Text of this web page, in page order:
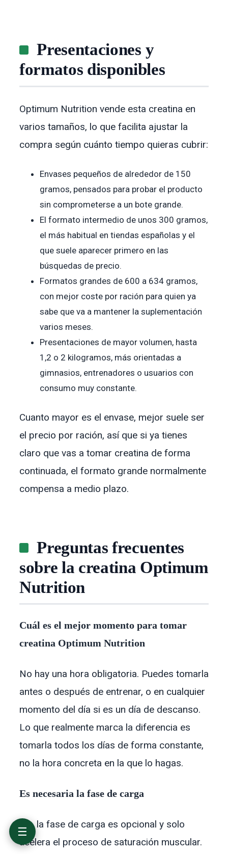
Presentaciones y
formatos disponibles
Optimum Nutrition vende esta creatina en
varios tamaños, lo que facilita ajustar la
compra según cuánto tiempo quieras cubrir:
Envases pequeños de alrededor de 150
gramos, pensados para probar el producto
sin comprometerse a un bote grande.
El formato intermedio de unos 300 gramos,
el más habitual en tiendas españolas y el
que suele aparecer primero en las
búsquedas de precio.
Formatos grandes de 600 a 634 gramos,
con mejor coste por ración para quien ya
sabe que va a mantener la suplementación
varios meses.
Presentaciones de mayor volumen, hasta
1,2 o 2 kilogramos, más orientadas a
gimnasios, entrenadores o usuarios con
consumo muy constante.
Cuanto mayor es el envase, mejor suele ser
el precio por ración, así que si ya tienes
claro que vas a tomar creatina de forma
continuada, el formato grande normalmente
compensa a medio plazo.
Preguntas frecuentes
sobre la creatina Optimum
Nutrition
Cuál es el mejor momento para tomar
creatina Optimum Nutrition
No hay una hora obligatoria. Puedes tomarla
antes o después de entrenar, o en cualquier
momento del día si es un día de descanso.
Lo que realmente marca la diferencia es
tomarla todos los días de forma constante,
no la hora concreta en la que lo hagas.
Es necesaria la fase de carga
No, la fase de carga es opcional y solo
acelera el proceso de saturación muscular.
☰
Qué es la creatina Optimum Nutrition y qué
fase de carga y mantenimiento
Precio de la creatina Optimum Nutrition en
Para quién es la creatina Optimum Nutrition
Comparativa: creatina Optimum Nutrition
frente a otras creatinas Creapure en España
Seguridad y efectos secundarios de la creatina
Presentaciones y formatos disponibles
Optimum Nutrition